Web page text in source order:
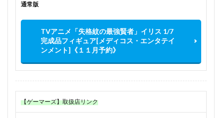
通常版
TVアニメ「失格紋の最強賢者」イリス 1/7
完成品フィギュア[メディコス・エンタテイ
ンメント]《１１月予約》
【ゲーマーズ】取扱店リンク